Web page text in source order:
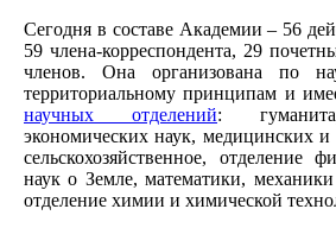
Сегодня в составе Академии – 56
59 члена-корреспондента, 29
членов. Она организована по
территориальному принципам и
научных отделений:
экономических наук, медицинских и
сельскохозяйственное, отделение
наук о Земле, математики,
отделение химии и химической